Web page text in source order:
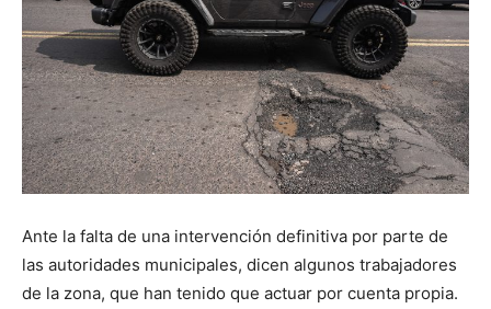
Ante la falta de una intervención definitiva por parte de
las autoridades municipales, dicen algunos trabajadores
de la zona, que han tenido que actuar por cuenta propia.